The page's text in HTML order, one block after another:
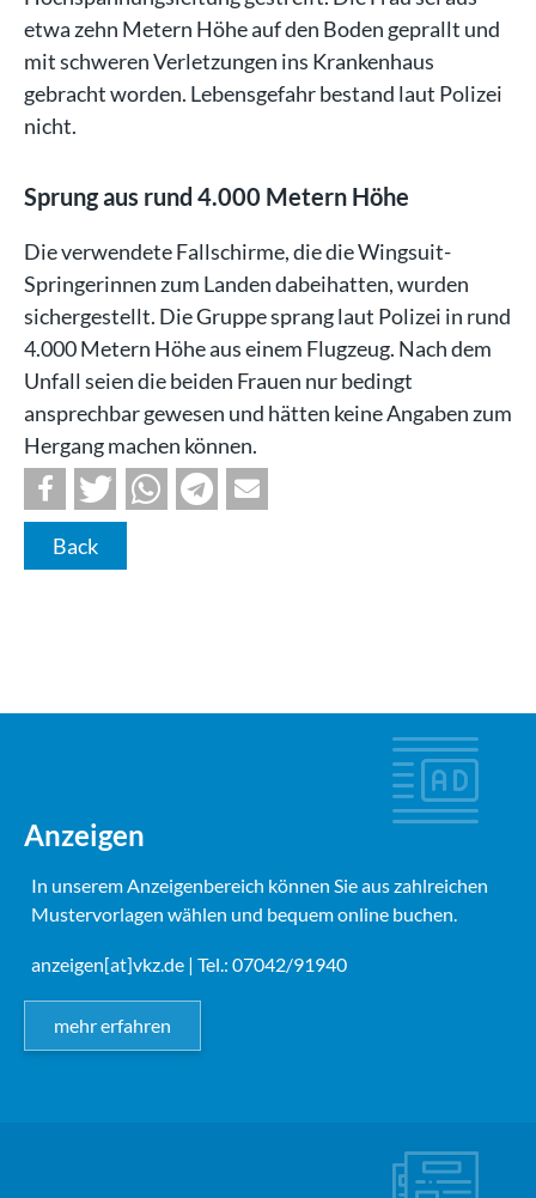
etwa zehn Metern Höhe auf den Boden geprallt und
mit schweren Verletzungen ins Krankenhaus
gebracht worden. Lebensgefahr bestand laut Polizei
nicht.
Sprung aus rund 4.000 Metern Höhe
Die verwendete Fallschirme, die die Wingsuit-
Springerinnen zum Landen dabeihatten, wurden
sichergestellt. Die Gruppe sprang laut Polizei in rund
4.000 Metern Höhe aus einem Flugzeug. Nach dem
Unfall seien die beiden Frauen nur bedingt
ansprechbar gewesen und hätten keine Angaben zum
Hergang machen können.
Back
Anzeigen
In unserem Anzeigenbereich können Sie aus zahlreichen
Mustervorlagen wählen und bequem online buchen.
anzeigen[at]vkz.de | Tel.: 07042/91940
mehr erfahren